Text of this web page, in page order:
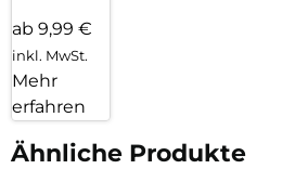
ab 9,99 €
inkl. MwSt.
Mehr
erfahren
Ähnliche Produkte